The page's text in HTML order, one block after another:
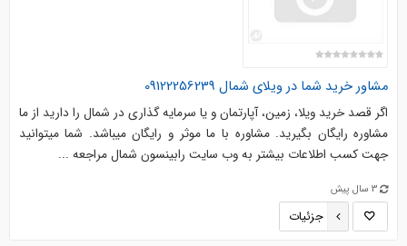
مشاور خريد شما در ويلاي شمال 09122256239
اگر قصد خريد ويلا، زمين، آپارتمان و يا سرمايه گذاري در شمال را داريد از ما
مشاوره رايگان بگيريد. مشاوره با ما موثر و رايگان ميباشد. شما ميتوانيد
جهت كسب اطلاعات بيشتر به وب سايت رابينسون شمال مراجعه ...
3 سال پیش
جزئیات